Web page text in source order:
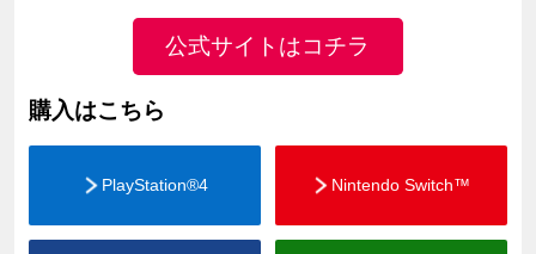
公式サイトはコチラ
購入はこちら
PlayStation®4 Nintendo Switch™